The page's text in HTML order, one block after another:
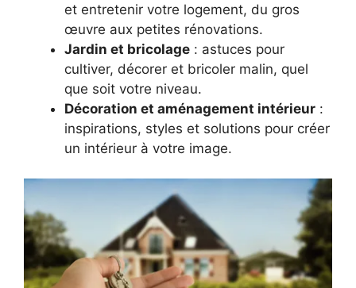
et entretenir votre logement, du gros
œuvre aux petites rénovations.
Jardin et bricolage : astuces pour
cultiver, décorer et bricoler malin, quel
que soit votre niveau.
Décoration et aménagement intérieur :
inspirations, styles et solutions pour créer
un intérieur à votre image.